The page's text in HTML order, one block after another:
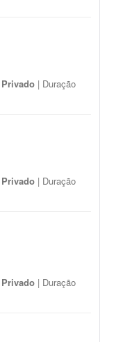
Privado | Duração
Privado | Duração
Privado | Duração